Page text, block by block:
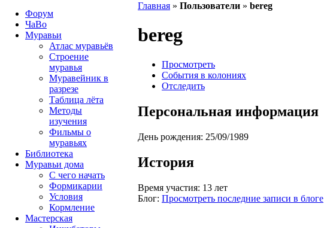
Главная » Пользователи » bereg
bereg
Просмотреть
События в колониях
Отследить
Персональная информация
День рождения: 25/09/1989
История
Время участия: 13 лет
Блог: Просмотреть последние записи в блоге
Форум
ЧаВо
Муравьи
Атлас муравьёв
Строение
муравья
Муравейник в
разрезе
Таблица лёта
Методы
изучения
Фильмы о
муравьях
Библиотека
Муравьи дома
С чего начать
Формикарии
Условия
Кормление
Мастерская